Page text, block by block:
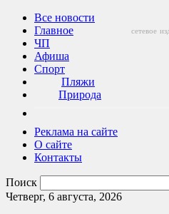
Все новости
Главное
ЧП
Афиша
Спорт
Пляжи
Природа
Реклама на сайте
О сайте
Контакты
Поиск
Четверг, 6 августа, 2026
сетевое